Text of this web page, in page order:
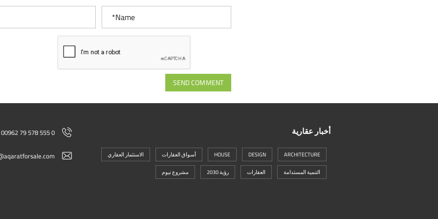
SEND COMMENT
00962 79 578 555 0
أخبار عقارية
ARCHITECTURE
DESIGN
HOUSE أسواق العقارات
الاستثمار العقاري
التنمية المستدامة
العقارات رؤية 2030 مشروع نيوم